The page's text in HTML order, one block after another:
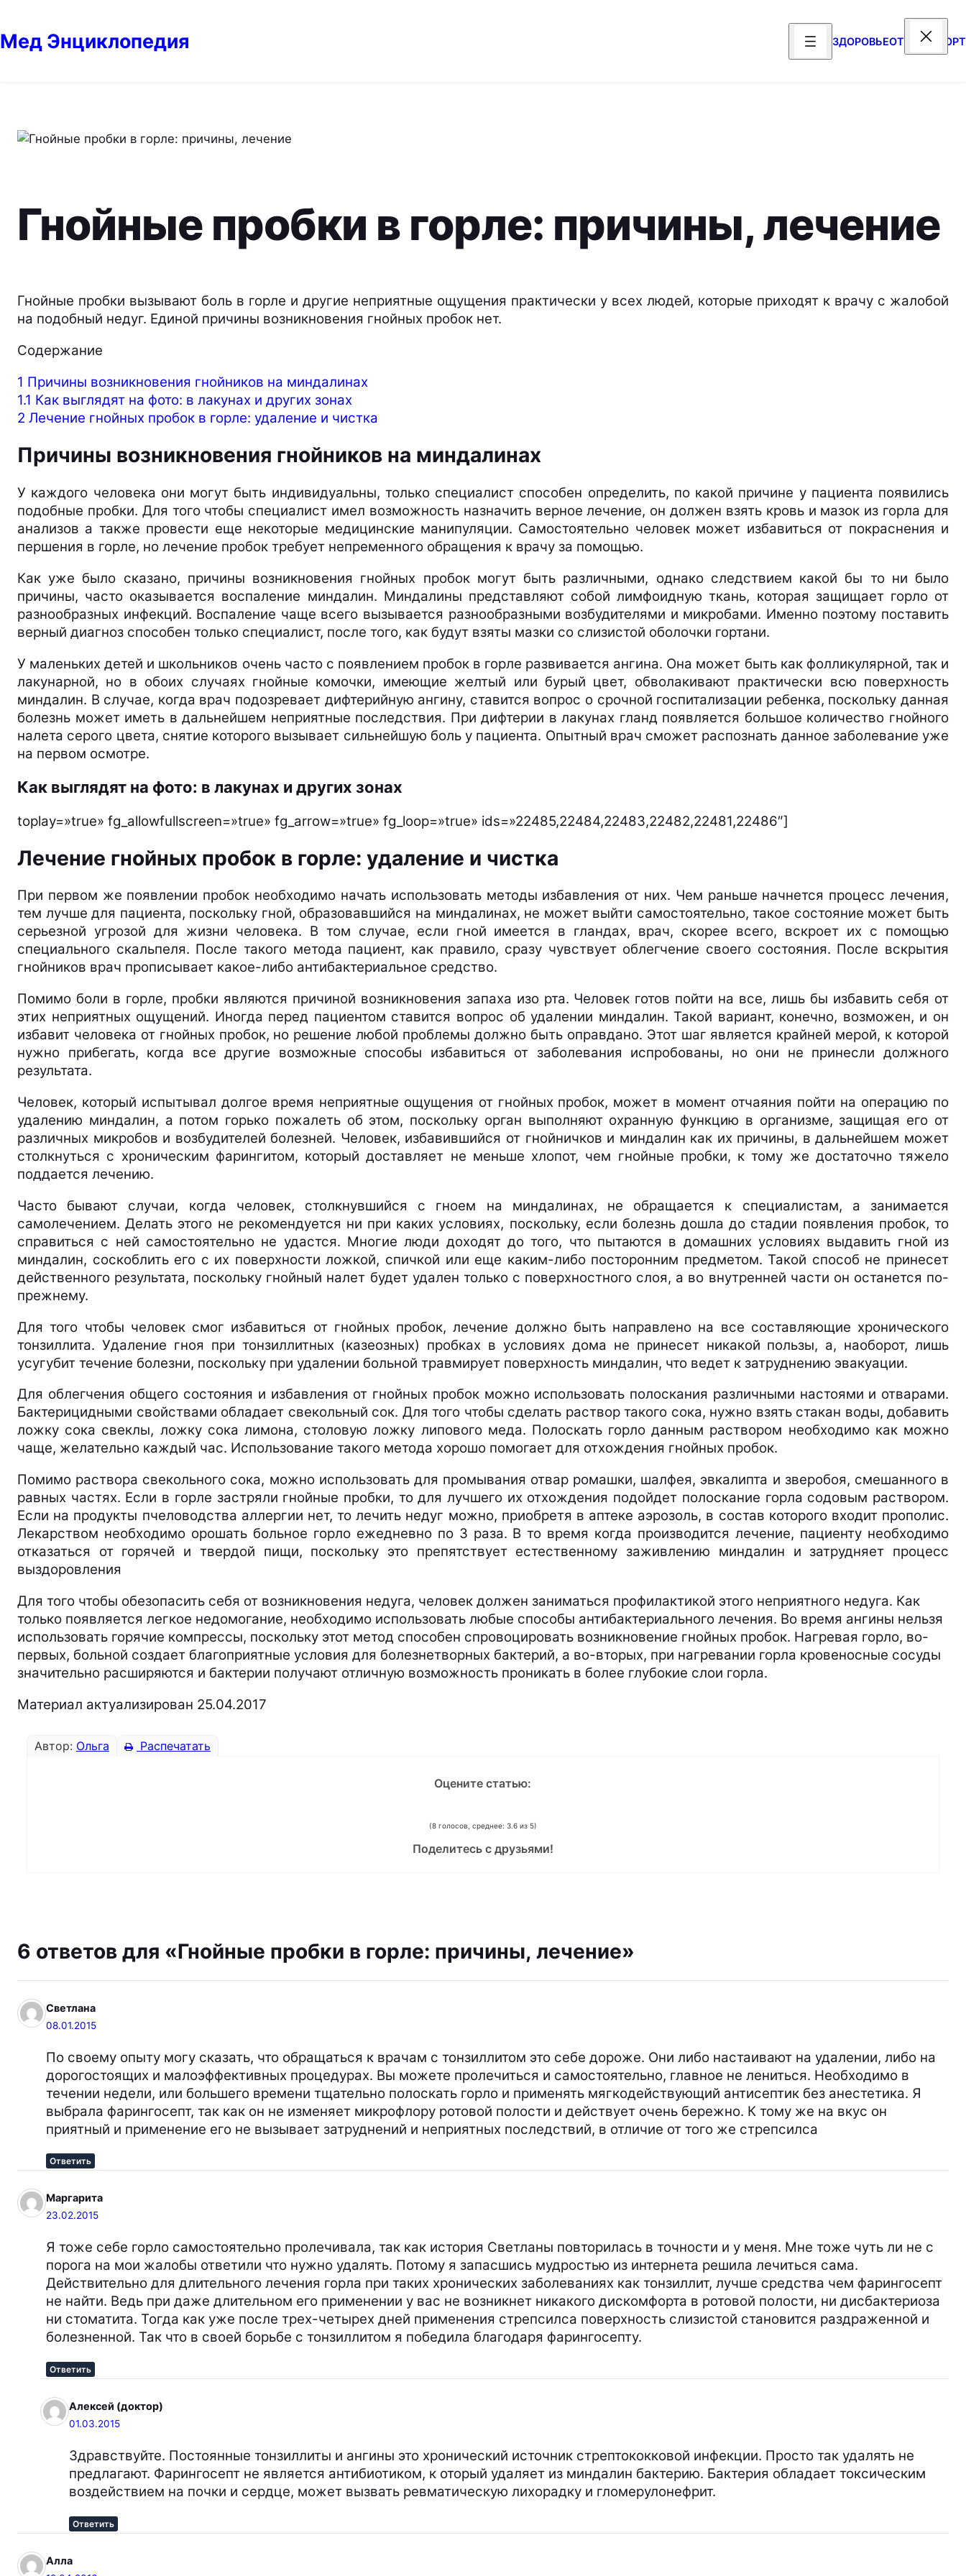
содержимому
Мед Энциклопедия ЗДОРОВЬЕОТДЫХСПОРТ
Гнойные пробки в горле: причины, лечение
Гнойные пробки вызывают боль в горле и другие неприятные ощущения практически у всех людей, которые приходят к врачу с жалобой
на подобный недуг. Единой причины возникновения гнойных пробок нет.
Содержание
1 Причины возникновения гнойников на миндалинах
1.1 Как выглядят на фото: в лакунах и других зонах
2 Лечение гнойных пробок в горле: удаление и чистка
Причины возникновения гнойников на миндалинах
У каждого человека они могут быть индивидуальны, только специалист способен определить, по какой причине у пациента появились
подобные пробки. Для того чтобы специалист имел возможность назначить верное лечение, он должен взять кровь и мазок из горла для
анализов а также провести еще некоторые медицинские манипуляции. Самостоятельно человек может избавиться от покраснения и
першения в горле, но лечение пробок требует непременного обращения к врачу за помощью.
Как уже было сказано, причины возникновения гнойных пробок могут быть различными, однако следствием какой бы то ни было
причины, часто оказывается воспаление миндалин. Миндалины представляют собой лимфоидную ткань, которая защищает горло от
разнообразных инфекций. Воспаление чаще всего вызывается разнообразными возбудителями и микробами. Именно поэтому поставить
верный диагноз способен только специалист, после того, как будут взяты мазки со слизистой оболочки гортани.
У маленьких детей и школьников очень часто с появлением пробок в горле развивается ангина. Она может быть как фолликулярной, так и
лакунарной, но в обоих случаях гнойные комочки, имеющие желтый или бурый цвет, обволакивают практически всю поверхность
миндалин. В случае, когда врач подозревает дифтерийную ангину, ставится вопрос о срочной госпитализации ребенка, поскольку данная
болезнь может иметь в дальнейшем неприятные последствия. При дифтерии в лакунах гланд появляется большое количество гнойного
налета серого цвета, снятие которого вызывает сильнейшую боль у пациента. Опытный врач сможет распознать данное заболевание уже
на первом осмотре.
Как выглядят на фото: в лакунах и других зонах
toplay=»true» fg_allowfullscreen=»true» fg_arrow=»true» fg_loop=»true» ids=»22485,22484,22483,22482,22481,22486″]
Лечение гнойных пробок в горле: удаление и чистка
При первом же появлении пробок необходимо начать использовать методы избавления от них. Чем раньше начнется процесс лечения,
тем лучше для пациента, поскольку гной, образовавшийся на миндалинах, не может выйти самостоятельно, такое состояние может быть
серьезной угрозой для жизни человека. В том случае, если гной имеется в гландах, врач, скорее всего, вскроет их с помощью
специального скальпеля. После такого метода пациент, как правило, сразу чувствует облегчение своего состояния. После вскрытия
гнойников врач прописывает какое-либо антибактериальное средство.
Помимо боли в горле, пробки являются причиной возникновения запаха изо рта. Человек готов пойти на все, лишь бы избавить себя от
этих неприятных ощущений. Иногда перед пациентом ставится вопрос об удалении миндалин. Такой вариант, конечно, возможен, и он
избавит человека от гнойных пробок, но решение любой проблемы должно быть оправдано. Этот шаг является крайней мерой, к которой
нужно прибегать, когда все другие возможные способы избавиться от заболевания испробованы, но они не принесли должного
результата.
Человек, который испытывал долгое время неприятные ощущения от гнойных пробок, может в момент отчаяния пойти на операцию по
удалению миндалин, а потом горько пожалеть об этом, поскольку орган выполняют охранную функцию в организме, защищая его от
различных микробов и возбудителей болезней. Человек, избавившийся от гнойничков и миндалин как их причины, в дальнейшем может
столкнуться с хроническим фарингитом, который доставляет не меньше хлопот, чем гнойные пробки, к тому же достаточно тяжело
поддается лечению.
Часто бывают случаи, когда человек, столкнувшийся с гноем на миндалинах, не обращается к специалистам, а занимается
самолечением. Делать этого не рекомендуется ни при каких условиях, поскольку, если болезнь дошла до стадии появления пробок, то
справиться с ней самостоятельно не удастся. Многие люди доходят до того, что пытаются в домашних условиях выдавить гной из
миндалин, соскоблить его с их поверхности ложкой, спичкой или еще каким-либо посторонним предметом. Такой способ не принесет
действенного результата, поскольку гнойный налет будет удален только с поверхностного слоя, а во внутренней части он останется по-
прежнему.
Для того чтобы человек смог избавиться от гнойных пробок, лечение должно быть направлено на все составляющие хронического
тонзиллита. Удаление гноя при тонзиллитных (казеозных) пробках в условиях дома не принесет никакой пользы, а, наоборот, лишь
усугубит течение болезни, поскольку при удалении больной травмирует поверхность миндалин, что ведет к затруднению эвакуации.
Для облегчения общего состояния и избавления от гнойных пробок можно использовать полоскания различными настоями и отварами.
Бактерицидными свойствами обладает свекольный сок. Для того чтобы сделать раствор такого сока, нужно взять стакан воды, добавить
ложку сока свеклы, ложку сока лимона, столовую ложку липового меда. Полоскать горло данным раствором необходимо как можно
чаще, желательно каждый час. Использование такого метода хорошо помогает для отхождения гнойных пробок.
Помимо раствора свекольного сока, можно использовать для промывания отвар ромашки, шалфея, эвкалипта и зверобоя, смешанного в
равных частях. Если в горле застряли гнойные пробки, то для лучшего их отхождения подойдет полоскание горла содовым раствором.
Если на продукты пчеловодства аллергии нет, то лечить недуг можно, приобретя в аптеке аэрозоль, в состав которого входит прополис.
Лекарством необходимо орошать больное горло ежедневно по 3 раза. В то время когда производится лечение, пациенту необходимо
отказаться от горячей и твердой пищи, поскольку это препятствует естественному заживлению миндалин и затрудняет процесс
выздоровления
Для того чтобы обезопасить себя от возникновения недуга, человек должен заниматься профилактикой этого неприятного недуга. Как
только появляется легкое недомогание, необходимо использовать любые способы антибактериального лечения. Во время ангины нельзя
использовать горячие компрессы, поскольку этот метод способен спровоцировать возникновение гнойных пробок. Нагревая горло, во-
первых, больной создает благоприятные условия для болезнетворных бактерий, а во-вторых, при нагревании горла кровеносные сосуды
значительно расширяются и бактерии получают отличную возможность проникать в более глубокие слои горла.
Материал актуализирован 25.04.2017
Автор: Ольга Распечатать
Оцените статью:
(8 голосов, среднее: 3.6 из 5)
Поделитесь с друзьями!
6 ответов для «Гнойные пробки в горле: причины, лечение»
Светлана
08.01.2015
По своему опыту могу сказать, что обращаться к врачам с тонзиллитом это себе дороже. Они либо настаивают на удалении, либо на
дорогостоящих и малоэффективных процедурах. Вы можете пролечиться и самостоятельно, главное не лениться. Необходимо в
течении недели, или большего времени тщательно полоскать горло и применять мягкодействующий антисептик без анестетика. Я
выбрала фарингосепт, так как он не изменяет микрофлору ротовой полости и действует очень бережно. К тому же на вкус он
приятный и применение его не вызывает затруднений и неприятных последствий, в отличие от того же стрепсилса
Ответить
Маргарита
23.02.2015
Я тоже себе горло самостоятельно пролечивала, так как история Светланы повторилась в точности и у меня. Мне тоже чуть ли не с
порога на мои жалобы ответили что нужно удалять. Потому я запасшись мудростью из интернета решила лечиться сама.
Действительно для длительного лечения горла при таких хронических заболеваниях как тонзиллит, лучше средства чем фарингосепт
не найти. Ведь при даже длительном его применении у вас не возникнет никакого дискомфорта в ротовой полости, ни дисбактериоза
ни стоматита. Тогда как уже после трех-четырех дней применения стрепсилса поверхность слизистой становится раздраженной и
болезненной. Так что в своей борьбе с тонзиллитом я победила благодаря фарингосепту.
Ответить
Алексей (доктор)
01.03.2015
Здравствуйте. Постоянные тонзиллиты и ангины это хронический источник стрептококковой инфекции. Просто так удалять не
предлагают. Фарингосепт не является антибиотиком, к оторый удаляет из миндалин бактерию. Бактерия обладает токсическим
воздействием на почки и сердце, может вызвать ревматическую лихорадку и гломерулонефрит.
Ответить
Алла